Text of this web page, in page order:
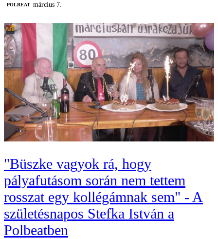
‎POLBEAT március 7.
"Büszke vagyok rá, hogy
pályafutásom során nem tettem
rosszat egy kollégámnak sem" - A
születésnapos Stefka István a
Polbeatben